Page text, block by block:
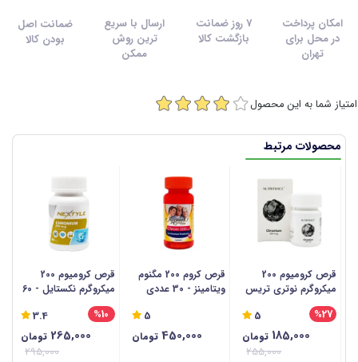
امکان پرداخت
در محل برای
تهران
7 روز ضمانت
بازگشت کالا
ارسال با سریع
ترین روش
ممکن
ضمانت اصل
بودن کالا
امتیاز شما به این محصول
محصولات مرتبط
قرص کرومیوم 200
میکروگرم نوتری تریس
- 30 عددی
5 %27
185,000 تومان
255,000
قرص کروم 200 مگنوم
ویتامینز - 30 عددی
5
450,000 تومان
قرص کرومیوم 200
میکروگرم نکستایل - 60
عددی
3.4 %10
265,000 تومان
295,000